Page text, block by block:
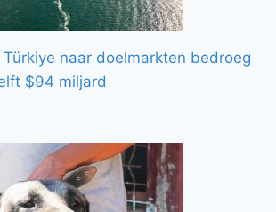
naar doelmarkten bedroeg
$94 miljard